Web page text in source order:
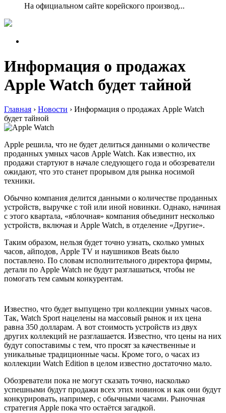
На официальном сайте корейского производ...
Информация о продажах
Apple Watch будет тайной
Главная › Новости › Информация о продажах Apple Watch
будет тайной
Apple решила, что не будет делиться данными о количестве
проданных умных часов Apple Watch. Как известно, их
продажи стартуют в начале следующего года и обозреватели
ожидают, что это станет прорывом для рынка носимой
техники.
Обычно компания делится данными о количестве проданных
устройств, выручке с той или иной новинки. Однако, начиная
с этого квартала, «яблочная» компания объединит несколько
устройств, включая и Apple Watch, в отделение «Другие».
Таким образом, нельзя будет точно узнать, сколько умных
часов, айподов, Apple TV и наушников Beats было
поставлено. По словам исполнительного директора фирмы,
детали по Apple Watch не будут разглашаться, чтобы не
помогать тем самым конкурентам.
Известно, что будет выпущено три коллекции умных часов.
Так, Watch Sport нацелены на массовый рынок и их цена
равна 350 долларам. А вот стоимость устройств из двух
других коллекций не разглашается. Известно, что цены на них
будут сопоставимы с тем, что просят за качественные и
уникальные традиционные часы. Кроме того, о часах из
коллекции Watch Edition в целом известно достаточно мало.
Обозреватели пока не могут сказать точно, насколько
успешными будут продажи всех этих новинок и как они будут
конкурировать, например, с обычными часами. Рыночная
стратегия Apple пока что остаётся загадкой.